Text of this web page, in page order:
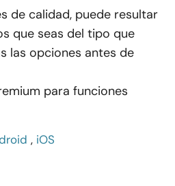
de calidad, puede resultar
que seas del tipo que
las opciones antes de
para funciones
, iOS